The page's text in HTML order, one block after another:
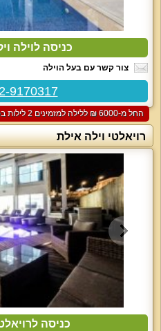
כניסה לוילה
צור קשר עם בעל הוילה
052-9170317 -
החל מ-‏6000 ₪ ללילה למזמינים 2 לילות בסופ"ש הקרוב
רויאלטי וילה אילת
כניסה